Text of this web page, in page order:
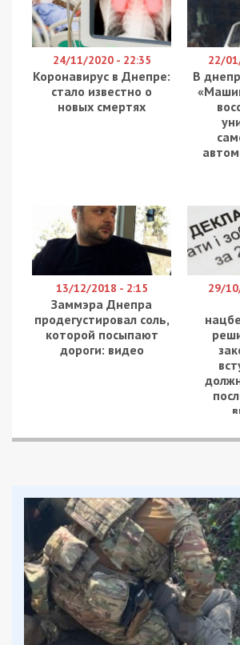
В Минагрополитики
посевной в военное время будут
необходимые условия. В
дополнительные процедуры
фитосанитарные
отдельных сотрудников, чья
важна в агросекторе,
отсрочку от мобилизации и
только потеплеет, фермеры
Россией,фермеры,
новости Днепра
Рекламні блоки
залишатися
отримувати найсвіжіші
Приєднуйтесь також до 49000 в Google